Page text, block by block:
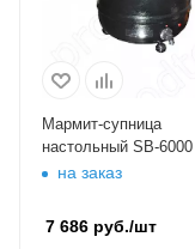
Мармит-супница
настольный SB-6000
на заказ
7 686 руб./шт